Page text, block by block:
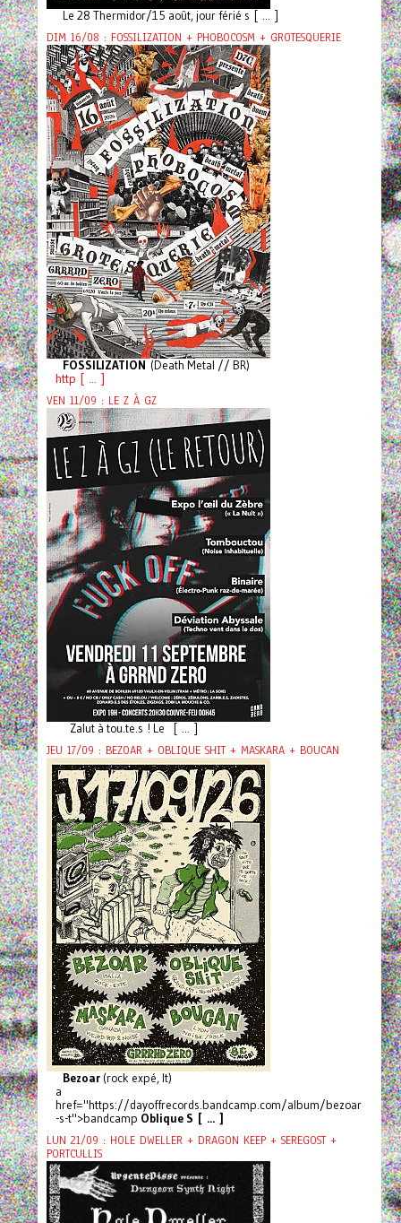
Le 28 Thermidor/15 août, jour férié s [ ... ]
DIM 16/08 : FOSSILIZATION + PHOBOCOSM + GROTESQUERIE
FOSSILIZATION (Death Metal // BR)
http [ ... ]
VEN 11/09 : LE Z À GZ
Zalut à tou.te.s ! Le [ ... ]
JEU 17/09 : BEZOAR + OBLIQUE SHIT + MASKARA + BOUCAN
Bezoar(rock expé, It)
a
href="https://dayoffrecords.bandcamp.com/album/bezoar
-s-t">bandcamp Oblique S [ ... ]
LUN 21/09 : HOLE DWELLER + DRAGON KEEP + SEREGOST +
PORTCULLIS